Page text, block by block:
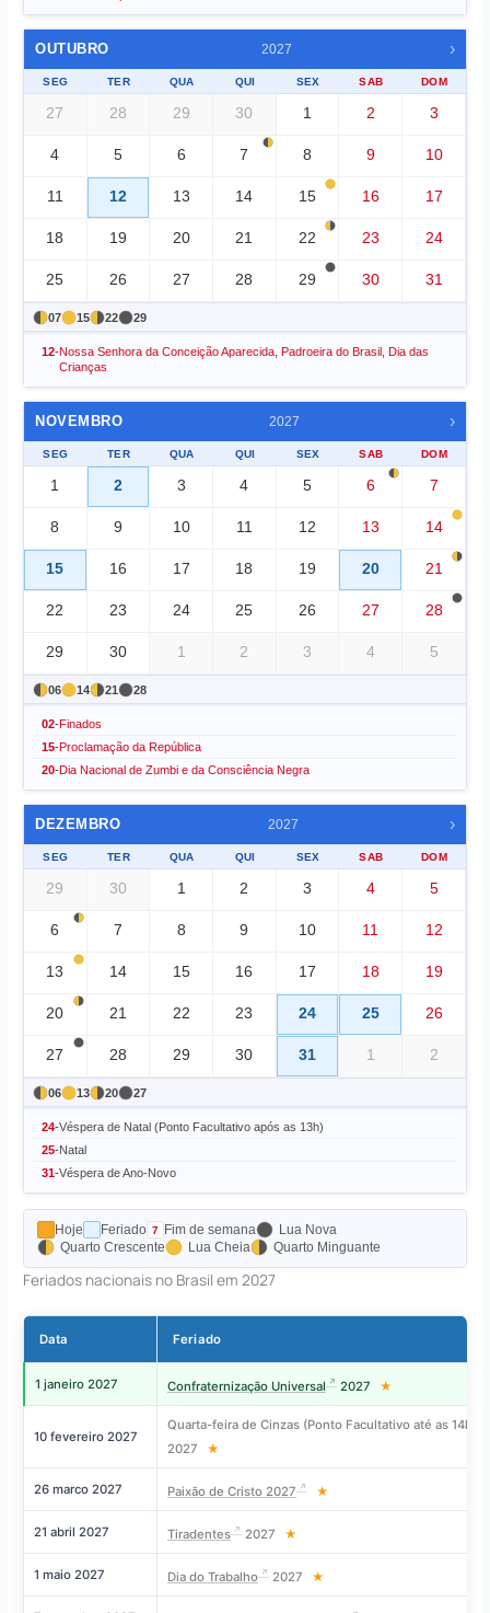
OUTUBRO 2027 ›
SEG TER QUA QUI SEX SAB DOM
27 28 29 30 1 2 3
4 5 6 7 8 9 10
11 12 13 14 15 16 17
18 19 20 21 22 23 24
25 26 27 28 29 30 31
07 15 22 29
12-Nossa Senhora da Conceição Aparecida, Padroeira do Brasil, Dia das
Crianças
NOVEMBRO 2027 ›
SEG TER QUA QUI SEX SAB DOM
1 2 3 4 5 6 7
8 9 10 11 12 13 14
15 16 17 18 19 20 21
22 23 24 25 26 27 28
29 30 1 2 3 4 5
06 14 21 28
02-Finados
15-Proclamação da República
20-Dia Nacional de Zumbi e da Consciência Negra
DEZEMBRO 2027 ›
SEG TER QUA QUI SEX SAB DOM
29 30 1 2 3 4 5
6 7 8 9 10 11 12
13 14 15 16 17 18 19
20 21 22 23 24 25 26
27 28 29 30 31 1 2
06 13 20 27
24-Véspera de Natal (Ponto Facultativo após as 13h)
25-Natal
31-Véspera de Ano-Novo
Hoje Feriado Fim de semana
Lua Nova
Quarto Crescente
Lua Cheia Quarto Minguante
Feriados nacionais no Brasil em 2027
Data Feriado
1 janeiro 2027 Confraternização Universal 2027 ★
10 fevereiro 2027
Quarta-feira de Cinzas (Ponto Facultativo até as 14h)
2027
★
26 marco 2027 Paixão de Cristo 2027 ★
21 abril 2027 Tiradentes 2027 ★
1 maio 2027 Dia do Trabalho 2027 ★